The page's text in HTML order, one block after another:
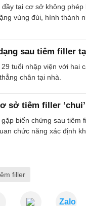
đầy tại cơ sở không
vùng đùi, hình thành
sau tiêm filler
tuổi nhập viện với hai
chân tại nhà.
sở tiêm filler
biến chứng sau tiêm
chức năng xác định
filler
Zalo